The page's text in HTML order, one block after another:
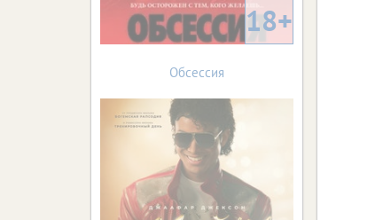
18+
Обсессия